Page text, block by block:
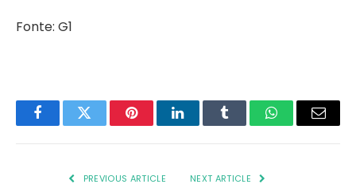
Fonte: G1
FacebookTwitter PinterestLinkedInTumblr WhatsAppEmail
PREVIOUS ARTICLE NEXT ARTICLE